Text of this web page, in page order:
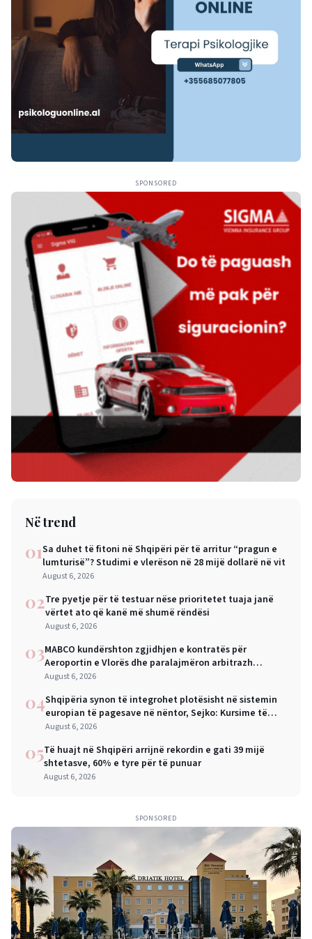
SPONSORED
Në trend
01Sa duhet të fitoni në Shqipëri për të arritur “pragun e
lumturisë”? Studimi e vlerëson në 28 mijë dollarë në vit
August 6, 2026
02Tre pyetje për të testuar nëse prioritetet tuaja janë
vërtet ato që kanë më shumë rëndësi
August 6, 2026
03MABCO kundërshton zgjidhjen e kontratës për
Aeroportin e Vlorës dhe paralajmëron arbitrazh
ndërkombëtar
August 6, 2026
04Shqipëria synon të integrohet plotësisht në sistemin
europian të pagesave në nëntor, Sejko: Kursime të
mëdha për qytetarët dhe bizneset
August 6, 2026
05Të huajt në Shqipëri arrijnë rekordin e gati 39 mijë
shtetasve, 60% e tyre për të punuar
August 6, 2026
SPONSORED